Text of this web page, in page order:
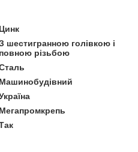
Цинк
шестигранною голівкою і
повною різьбою
Машинобудівний
Мегапромкрепь